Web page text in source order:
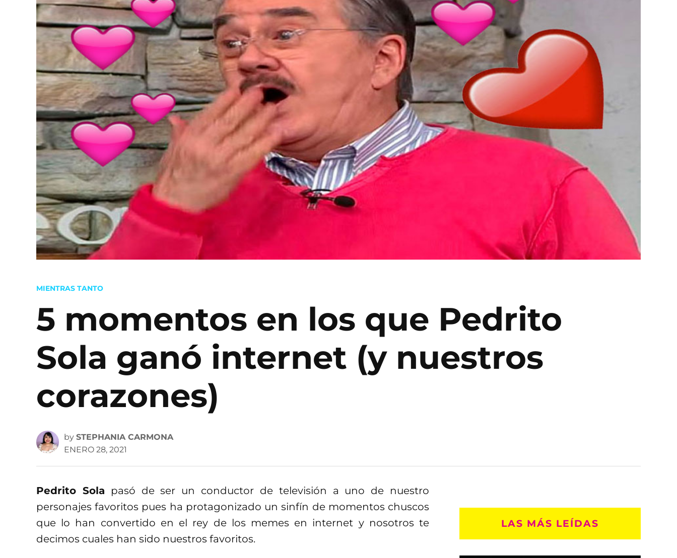
POSTED
MIENTRAS TANTO
5 momentos en los que Pedrito
Sola ganó internet (y nuestros
corazones)
by STEPHANIA CARMONA
ENERO 28, 2021
Pedrito Sola pasó de ser un conductor de televisión a uno de nuestro
personajes favoritos pues ha protagonizado un sinfín de momentos chuscos
que lo han convertido en el rey de los memes en internet y nosotros te
decimos cuales han sido nuestros favoritos.
LAS MÁS LEÍDAS